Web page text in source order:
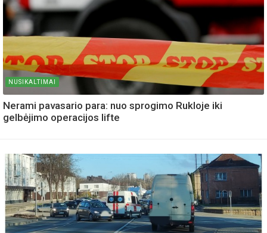
NUSIKALTIMAI
Nerami pavasario para: nuo sprogimo Rukloje iki
gelbėjimo operacijos lifte